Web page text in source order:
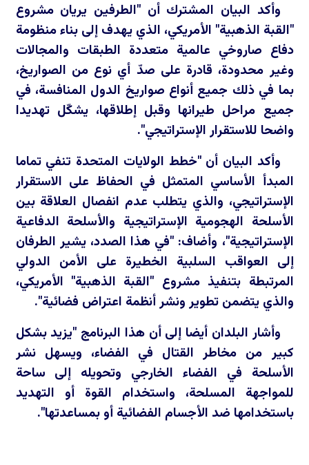
وأكد البيان المشترك أن "الطرفين يريان مشروع
"القبة الذهبية" الأمريكي، الذي يهدف إلى بناء منظومة
دفاع صاروخي عالمية متعددة الطبقات والمجالات
وغير محدودة، قادرة على صدّ أي نوع من الصواريخ،
بما في ذلك جميع أنواع صواريخ الدول المنافسة، في
جميع مراحل طيرانها وقبل إطلاقها، يشكّل تهديدا
واضحا للاستقرار الإستراتيجي".
وأكد البيان أن "خطط الولايات المتحدة تنفي تماما
المبدأ الأساسي المتمثل في الحفاظ على الاستقرار
الإستراتيجي، والذي يتطلب عدم انفصال العلاقة بين
الأسلحة الهجومية الإستراتيجية والأسلحة الدفاعية
الإستراتيجية"، وأضاف: "في هذا الصدد، يشير الطرفان
إلى العواقب السلبية الخطيرة على الأمن الدولي
المرتبطة بتنفيذ مشروع "القبة الذهبية" الأمريكي،
والذي يتضمن تطوير ونشر أنظمة اعتراض فضائية".
وأشار البلدان أيضا إلى أن هذا البرنامج "يزيد بشكل
كبير من مخاطر القتال في الفضاء، ويسهل نشر
الأسلحة في الفضاء الخارجي وتحويله إلى ساحة
للمواجهة المسلحة، واستخدام القوة أو التهديد
باستخدامها ضد الأجسام الفضائية أو بمساعدتها".